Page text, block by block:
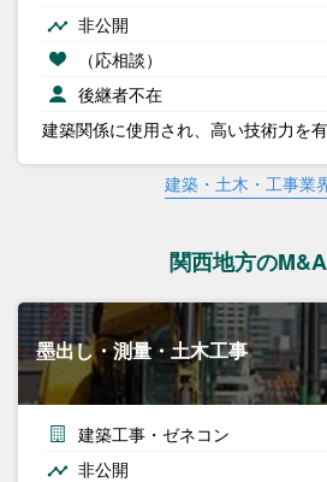
非公開
（応相談）
後継者不在
建築関係に使用され、高い技術力を
建築・土木・工事業
関西地方の
墨出し・測量・土木工事
建築工事・ゼネコン
非公開